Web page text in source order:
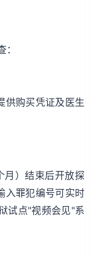
供购买凭证及医生
月）结束后开放探
入罪犯编号可实时
试点"视频会见"系